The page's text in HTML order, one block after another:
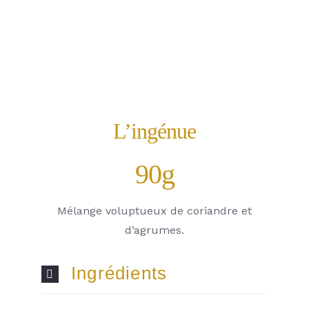
L’ingénue
90g
Mélange voluptueux de coriandre et
d’agrumes.
Ingrédients